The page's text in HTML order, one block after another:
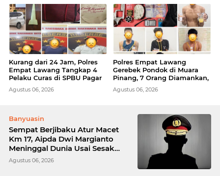
Kurang dari 24 Jam, Polres
Empat Lawang Tangkap 4
Pelaku Curas di SPBU Pagar
Agustus 06, 2026
Polres Empat Lawang
Gerebek Pondok di Muara
Pinang, 7 Orang Diamankan,
Disita
Agustus 06, 2026
Banyuasin
Sempat Berjibaku Atur Macet
Km 17, Aipda Dwi Margianto
Meninggal Dunia Usai Sesak
Napas
Agustus 06, 2026